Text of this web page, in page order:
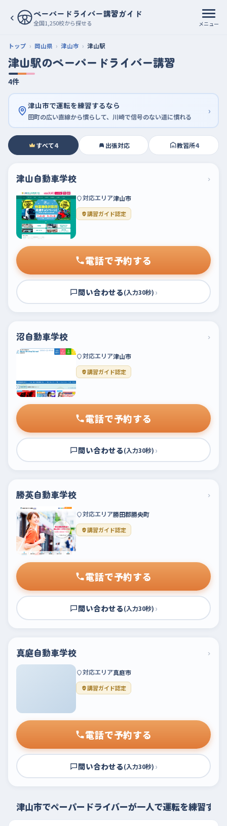
‹ ペーパードライバー講習ガイド
全国1,250校から探せる メニュー
トップ 岡山県 津山市 津山駅
津山駅のペーパードライバー講習
4件
津山市で運転を練習するなら
田町の広い直線から慣らして、川崎で信号のない道に慣れる ›
すべて4 出張対応 教習所4
津山自動車学校 ›
対応エリア津山市
講習ガイド認定
電話で予約する
問い合わせる(入力30秒) ›
沼自動車学校 ›
対応エリア津山市
講習ガイド認定
電話で予約する
問い合わせる(入力30秒) ›
勝英自動車学校 ›
対応エリア勝田郡勝央町
講習ガイド認定
電話で予約する
問い合わせる(入力30秒) ›
真庭自動車学校 ›
対応エリア真庭市
講習ガイド認定
電話で予約する
問い合わせる(入力30秒) ›
津山市でペーパードライバーが一人で運転を練習する